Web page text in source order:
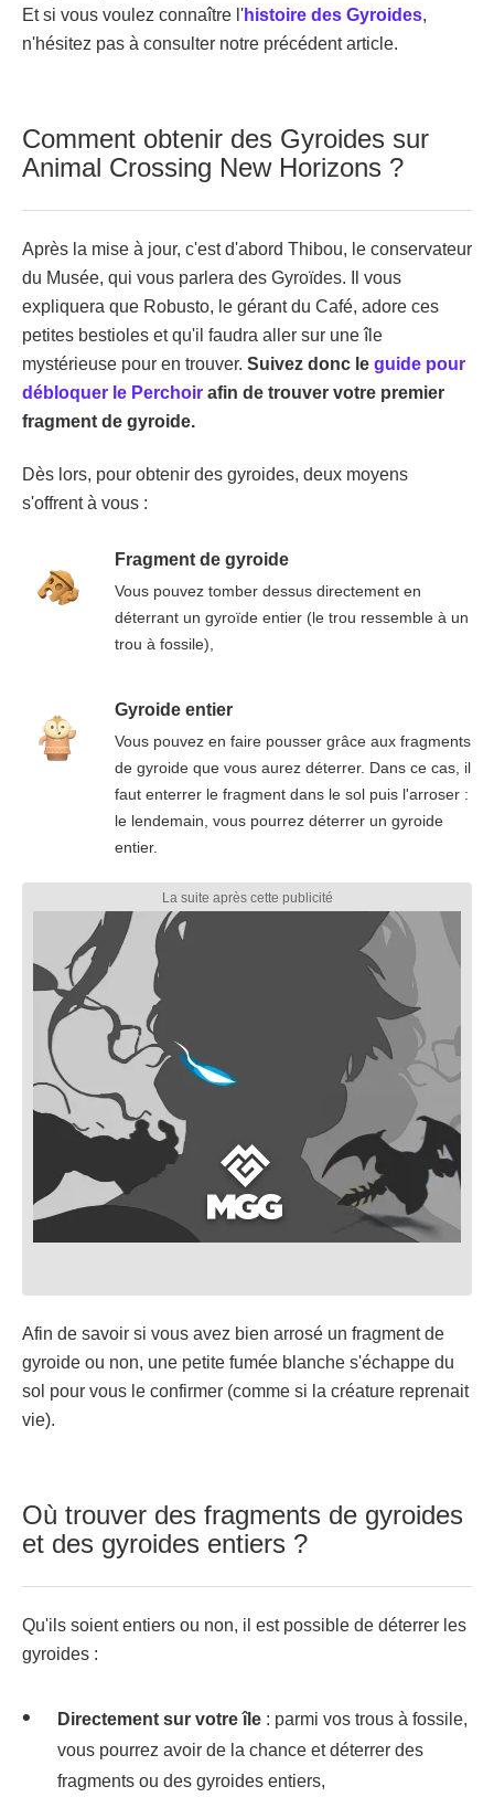
Et si vous voulez connaître l'histoire des Gyroides,
n'hésitez pas à consulter notre précédent article.
Comment obtenir des Gyroides sur
Animal Crossing New Horizons ?
Après la mise à jour, c'est d'abord Thibou, le conservateur
du Musée, qui vous parlera des Gyroïdes. Il vous
expliquera que Robusto, le gérant du Café, adore ces
petites bestioles et qu'il faudra aller sur une île
mystérieuse pour en trouver. Suivez donc le guide pour
débloquer le Perchoir afin de trouver votre premier
fragment de gyroide.
Dès lors, pour obtenir des gyroides, deux moyens
s'offrent à vous :
Fragment de gyroide
Vous pouvez tomber dessus directement en
déterrant un gyroïde entier (le trou ressemble à un
trou à fossile),
Gyroide entier
Vous pouvez en faire pousser grâce aux fragments
de gyroide que vous aurez déterrer. Dans ce cas, il
faut enterrer le fragment dans le sol puis l'arroser :
le lendemain, vous pourrez déterrer un gyroide
entier.
Afin de savoir si vous avez bien arrosé un fragment de
gyroide ou non, une petite fumée blanche s'échappe du
sol pour vous le confirmer (comme si la créature reprenait
vie).
Où trouver des fragments de gyroides
et des gyroides entiers ?
Qu'ils soient entiers ou non, il est possible de déterrer les
gyroides :
Directement sur votre île : parmi vos trous à fossile,
vous pourrez avoir de la chance et déterrer des
fragments ou des gyroides entiers,